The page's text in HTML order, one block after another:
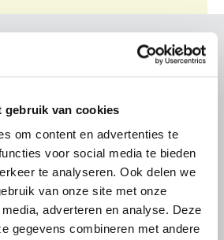
gebruik van cookies
om content en advertenties te
voor social media te bieden
te analyseren. Ook delen we
van onze site met onze
adverteren en analyse. Deze
gegevens combineren met andere